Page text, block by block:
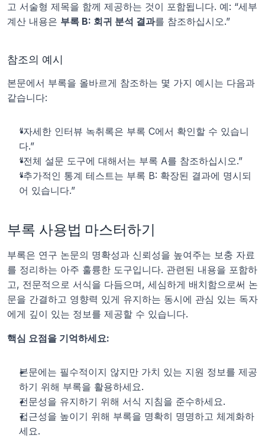
고 서술형 제목을 함께 제공하는 것이 포함됩니다. 예: “세부
계산 내용은 부록 B: 회귀 분석 결과를 참조하십시오.”
참조의 예시
본문에서 부록을 올바르게 참조하는 몇 가지 예시는 다음과
같습니다:
“자세한 인터뷰 녹취록은 부록 C에서 확인할 수 있습니
다.”
“전체 설문 도구에 대해서는 부록 A를 참조하십시오.”
“추가적인 통계 테스트는 부록 B: 확장된 결과에 명시되
어 있습니다.”
부록 사용법 마스터하기
부록은 연구 논문의 명확성과 신뢰성을 높여주는 보충 자료
를 정리하는 아주 훌륭한 도구입니다. 관련된 내용을 포함하
고, 전문적으로 서식을 다듬으며, 세심하게 배치함으로써 논
문을 간결하고 영향력 있게 유지하는 동시에 관심 있는 독자
에게 깊이 있는 정보를 제공할 수 있습니다.
핵심 요점을 기억하세요:
본문에는 필수적이지 않지만 가치 있는 지원 정보를 제공
하기 위해 부록을 활용하세요.
전문성을 유지하기 위해 서식 지침을 준수하세요.
접근성을 높이기 위해 부록을 명확히 명명하고 체계화하
세요.